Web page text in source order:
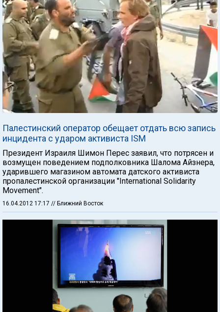
Палестинский оператор обещает отдать всю запись
инцидента с ударом активиста ISM
Президент Израиля Шимон Перес заявил, что потрясен и
возмущен поведением подполковника Шалома Айзнера,
ударившего магазином автомата датского активиста
пропалестинской организации "International Solidarity
Movement".
16.04.2012 17:17 // Ближний Восток